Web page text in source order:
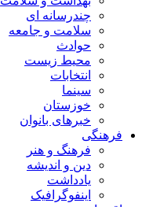
چندرسانه ای
سلامت و جامعه
حوادث
محیط زیست
انتخابات
سینما
خوزستان
خبرهای بانوان
فرهنگی
فرهنگ و هنر
دین و اندیشه
یادداشت
اینفوگرافیک